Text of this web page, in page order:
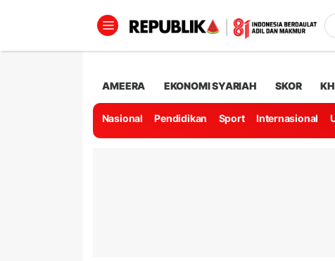
AMEERA EKONOMI SYARIAH SKOR
Nasional Pendidikan Sport Internasional